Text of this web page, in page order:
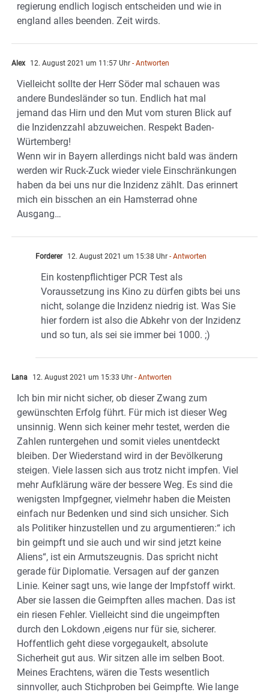
regierung endlich logisch entscheiden und wie in
england alles beenden. Zeit wirds.
Alex 12. August 2021 um 11:57 Uhr - Antworten
Vielleicht sollte der Herr Söder mal schauen was
andere Bundesländer so tun. Endlich hat mal
jemand das Hirn und den Mut vom sturen Blick auf
die Inzidenzzahl abzuweichen. Respekt Baden-
Würtemberg!
Wenn wir in Bayern allerdings nicht bald was ändern
werden wir Ruck-Zuck wieder viele Einschränkungen
haben da bei uns nur die Inzidenz zählt. Das erinnert
mich ein bisschen an ein Hamsterrad ohne
Ausgang…
Forderer 12. August 2021 um 15:38 Uhr - Antworten
Ein kostenpflichtiger PCR Test als
Voraussetzung ins Kino zu dürfen gibts bei uns
nicht, solange die Inzidenz niedrig ist. Was Sie
hier fordern ist also die Abkehr von der Inzidenz
und so tun, als sei sie immer bei 1000. ;)
Lana 12. August 2021 um 15:33 Uhr - Antworten
Ich bin mir nicht sicher, ob dieser Zwang zum
gewünschten Erfolg führt. Für mich ist dieser Weg
unsinnig. Wenn sich keiner mehr testet, werden die
Zahlen runtergehen und somit vieles unentdeckt
bleiben. Der Wiederstand wird in der Bevölkerung
steigen. Viele lassen sich aus trotz nicht impfen. Viel
mehr Aufklärung wäre der bessere Weg. Es sind die
wenigsten Impfgegner, vielmehr haben die Meisten
einfach nur Bedenken und sind sich unsicher. Sich
als Politiker hinzustellen und zu argumentieren:“ ich
bin geimpft und sie auch und wir sind jetzt keine
Aliens“, ist ein Armutszeugnis. Das spricht nicht
gerade für Diplomatie. Versagen auf der ganzen
Linie. Keiner sagt uns, wie lange der Impfstoff wirkt.
Aber sie lassen die Geimpften alles machen. Das ist
ein riesen Fehler. Vielleicht sind die ungeimpften
durch den Lokdown ,eigens nur für sie, sicherer.
Hoffentlich geht diese vorgegaukelt, absolute
Sicherheit gut aus. Wir sitzen alle im selben Boot.
Meines Erachtens, wären die Tests wesentlich
sinnvoller, auch Stichproben bei Geimpfte. Wie lange